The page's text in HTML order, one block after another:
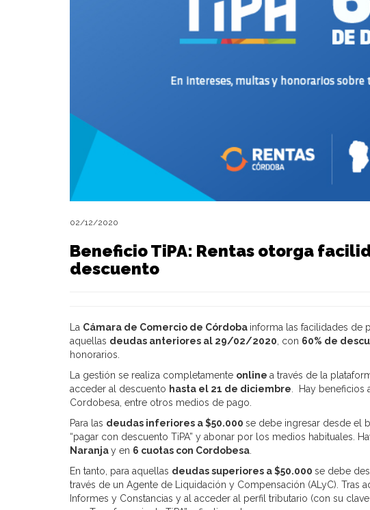
02/12/2020
Beneficio TiPA: Rentas otorga
descuento
La Cámara de Comercio de Córdoba informa las facilidades de
aquellas deudas anteriores al 29/02/2020 , con 60% de
honorarios.
La gestión se realiza completamente online a través de la
acceder al descuento hasta el 21 de diciembre . Hay beneficios
Cordobesa, entre otros medios de pago.
Para las deudas inferiores a $50.000 se debe ingresar desde el
“pagar con descuento TiPA” y abonar por los medios habituales.
Naranjay en 6 cuotas con Cordobesa
En tanto, para aquellas deudas superiores a $50.000 se debe
través de un Agente de Liquidación y Compensación (ALyC). Tras
Informes y Constancias y al acceder al perfil tributario (con su